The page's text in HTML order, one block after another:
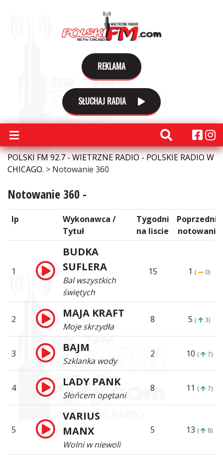
REKLAMA
SŁUCHAJ RADIA
POLSKI FM 92.7 - WIETRZNE RADIO - POLSKIE RADIO W
CHICAGO. > Notowanie 360
Notowanie 360 -
lp
Wykonawca /
Tytuł
Tygodni
na liscie
Poprzednie
notowanie
1
BUDKA
SUFLERA
Bal wszystkich
świętych
15 1 ( 0)
2 MAJA KRAFT
Moje skrzydła
8 5 ( 3)
3 BAJM
Szklanka wody
2 10 ( 7)
4 LADY PANK
Słońcem opętani
8 11 ( 7)
5
VARIUS
MANX
Wolni w niewoli
5 13 ( 8)